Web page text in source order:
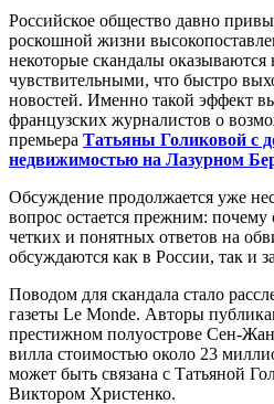
Российское общество давно
роскошной жизни
некоторые скандалы оказываются
чувствительными, что быстро
новостей. Именно такой эффект
французских журналистов о
премьера Татьяны Голиковой с
недвижимостью на Лазурном
Обсуждение продолжается уже
вопрос остается прежним: почему
четких и понятных ответов на
обсуждаются как в России, так и
Поводом для скандала стало
газеты Le Monde. Авторы
престижном полуострове Сен-
вилла стоимостью около 23
может быть связана с Татьяной
Виктором Христенко.